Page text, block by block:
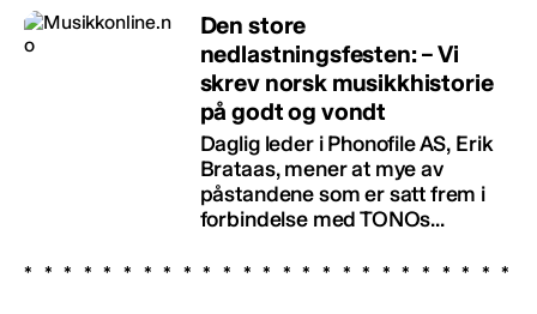
Den store
nedlastningsfesten: – Vi
skrev norsk musikkhistorie
på godt og vondt
Daglig leder i Phonofile AS, Erik
Brataas, mener at mye av
påstandene som er satt frem i
forbindelse med TONOs...